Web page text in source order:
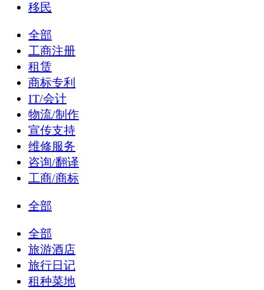
移民
全部
工商注册
租赁
商标专利
IT/会计
物流/制作
宣传支持
维修服务
咨询/翻译
工商/商标
全部
全部
旅游酒店
旅行日记
租种菜地